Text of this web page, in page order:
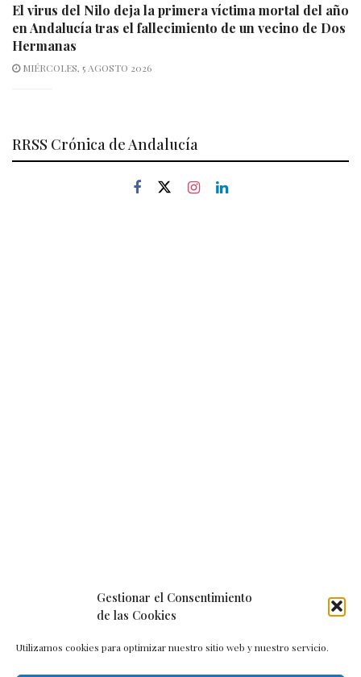
Gestionar el Consentimiento
de las Cookies
Utilizamos cookies para optimizar nuestro sitio web y nuestro servicio.
El virus del Nilo deja la primera víctima mortal del año
en Andalucía tras el fallecimiento de un vecino de Dos
Hermanas
MIÉRCOLES, 5 AGOSTO 2026
RRSS Crónica de Andalucía